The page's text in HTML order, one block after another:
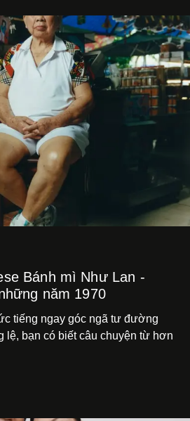
Bánh mì Như Lan -
năm 1970
tiếng ngay góc ngã tư đường
lệ, bạn có biết câu chuyện từ hơn